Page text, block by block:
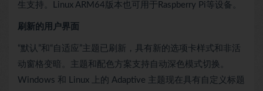
生支持。Linux ARM64版本也可用于Raspberry Pi等设备。
刷新的用户界面
“默认”和“自适应”主题已刷新，具有新的选项卡样式和非活
动窗格变暗。主题和配色方案支持自动深色模式切换。
Windows 和 Linux 上的 Adaptive 主题现在具有自定义标题